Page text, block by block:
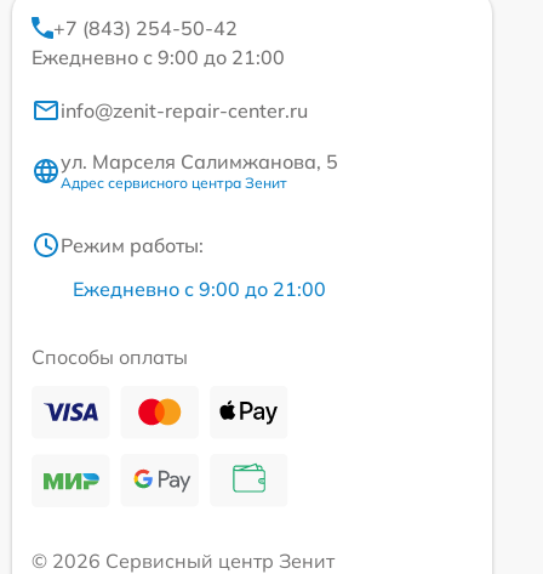
+7 (843) 254-50-42
Ежедневно с 9:00 до 21:00
info@zenit-repair-center.ru
ул. Марселя Салимжанова, 5
Адрес сервисного центра Зенит
Режим работы:
Ежедневно с 9:00 до 21:00
Способы оплаты
© 2026 Сервисный центр Зенит